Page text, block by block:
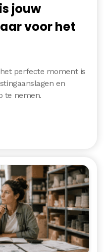
jouw
voor het
perfecte moment is
en
te nemen.